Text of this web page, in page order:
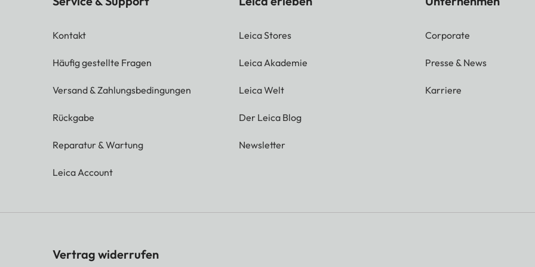
Kontakt
Häufig gestellte Fragen
Versand & Zahlungsbedingungen
Rückgabe
Reparatur & Wartung
Leica Account
Leica Stores
Leica Akademie
Leica Welt
Der Leica Blog
Newsletter
Corporate
Presse & News
Karriere
Vertrag widerrufen